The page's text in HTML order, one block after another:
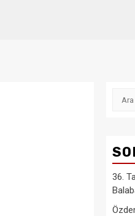
36.